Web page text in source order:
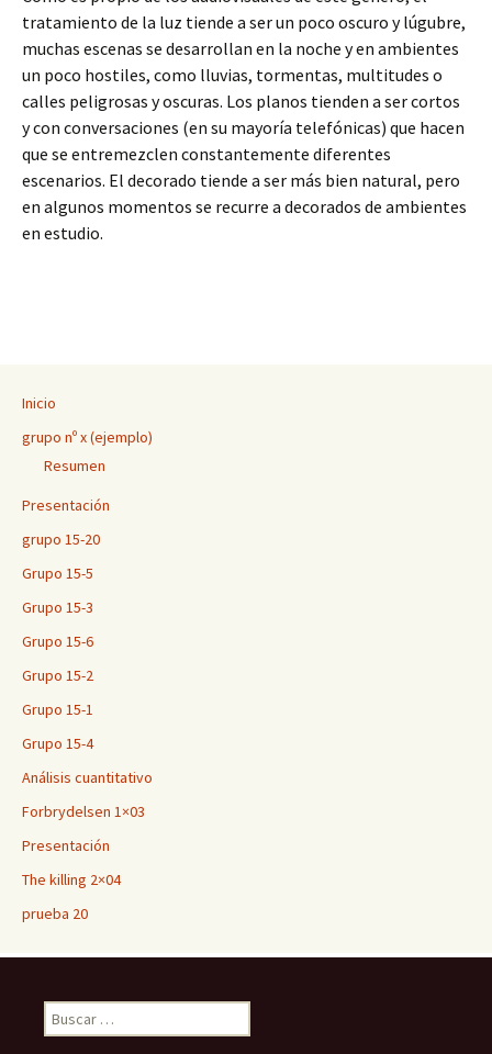
tratamiento de la luz tiende a ser un poco oscuro y lúgubre,
muchas escenas se desarrollan en la noche y en ambientes
un poco hostiles, como lluvias, tormentas, multitudes o
calles peligrosas y oscuras. Los planos tienden a ser cortos
y con conversaciones (en su mayoría telefónicas) que hacen
que se entremezclen constantemente diferentes
escenarios. El decorado tiende a ser más bien natural, pero
en algunos momentos se recurre a decorados de ambientes
en estudio.
Inicio
grupo nº x (ejemplo)
Resumen
Presentación
grupo 15-20
Grupo 15-5
Grupo 15-3
Grupo 15-6
Grupo 15-2
Grupo 15-1
Grupo 15-4
Análisis cuantitativo
Forbrydelsen 1×03
Presentación
The killing 2×04
prueba 20
Buscar: